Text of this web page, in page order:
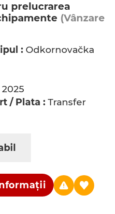
prelucrarea
(Vânzare
: Odkornovačka
2025
/ Plata : Transfer